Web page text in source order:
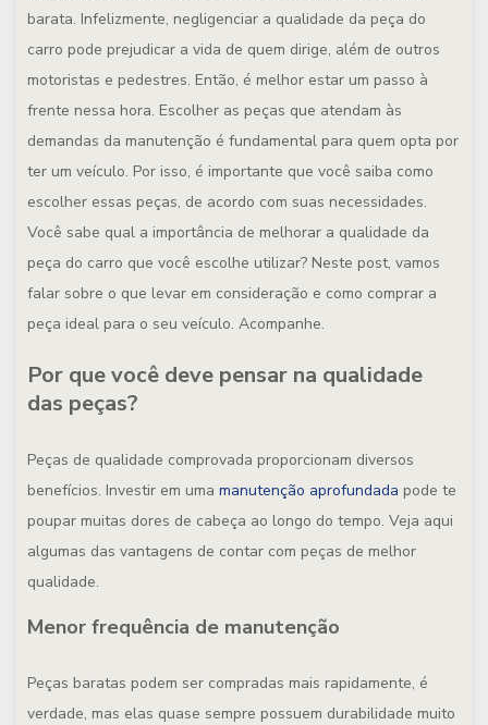
barata. Infelizmente, negligenciar a qualidade da peça do
carro pode prejudicar a vida de quem dirige, além de outros
motoristas e pedestres. Então, é melhor estar um passo à
frente nessa hora. Escolher as peças que atendam às
demandas da manutenção é fundamental para quem opta por
ter um veículo. Por isso, é importante que você saiba como
escolher essas peças, de acordo com suas necessidades.
Você sabe qual a importância de melhorar a qualidade da
peça do carro que você escolhe utilizar? Neste post, vamos
falar sobre o que levar em consideração e como comprar a
peça ideal para o seu veículo. Acompanhe.
Por que você deve pensar na qualidade
das peças?
Peças de qualidade comprovada proporcionam diversos
benefícios. Investir em uma manutenção aprofundada pode te
poupar muitas dores de cabeça ao longo do tempo. Veja aqui
algumas das vantagens de contar com peças de melhor
qualidade.
Menor frequência de manutenção
Peças baratas podem ser compradas mais rapidamente, é
verdade, mas elas quase sempre possuem durabilidade muito